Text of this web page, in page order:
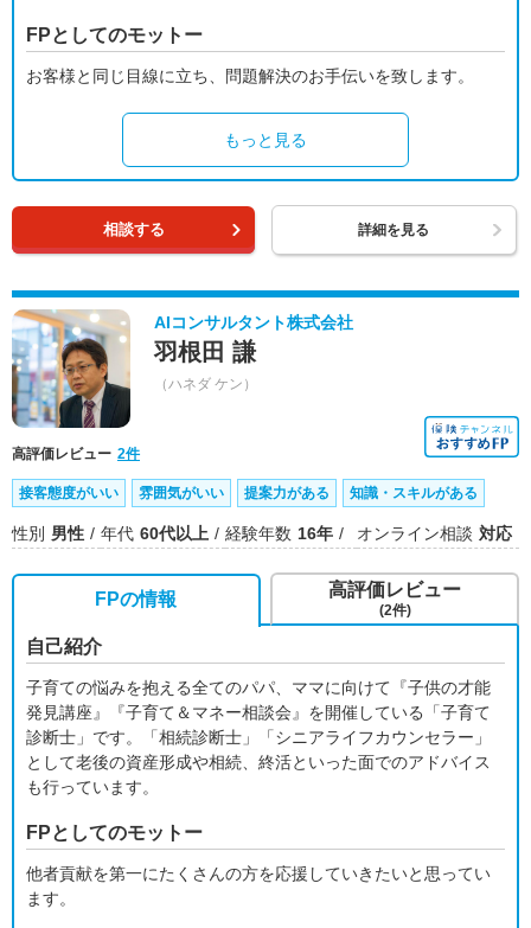
FPとしてのモットー
お客様と同じ目線に立ち、問題解決のお手伝いを致します。
もっと見る
相談する 詳細を見る
AIコンサルタント株式会社
羽根田 謙
（ハネダ ケン）
高評価レビュー 2件
接客態度がいい 雰囲気がいい 提案力がある 知識・スキルがある
性別 男性 年代 60代以上 経験年数 16年 オンライン相談 対応
FPの情報
自己紹介
子育ての悩みを抱える全てのパパ、ママに向けて『子供の才能
発見講座』『子育て＆マネー相談会』を開催している「子育て
診断士」です。「相続診断士」「シニアライフカウンセラー」
として老後の資産形成や相続、終活といった面でのアドバイス
も行っています。
FPとしてのモットー
他者貢献を第一にたくさんの方を応援していきたいと思ってい
ます。
高評価レビュー
(2件)